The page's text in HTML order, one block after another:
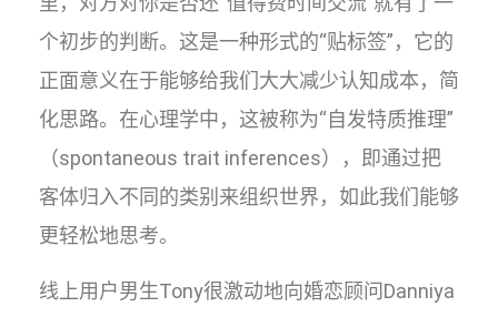
个初步的判断。这是一种形式的“贴标签”，它的
正面意义在于能够给我们大大减少认知成本，简
化思路。在心理学中，这被称为“自发特质推理”
（spontaneous trait inferences），即通过把
客体归入不同的类别来组织世界，如此我们能够
更轻松地思考。
线上用户男生Tony很激动地向婚恋顾问Danniya